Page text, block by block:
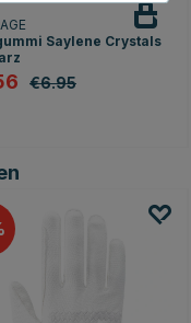
Saylene Crystals
€6.95